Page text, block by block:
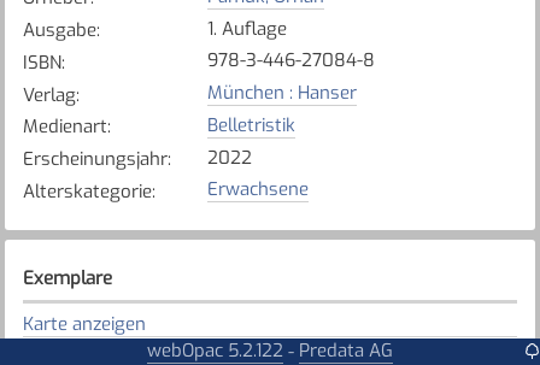
Ausgabe:
1. Auflage
ISBN:
978-3-446-27084-8
Verlag:
München : Hanser
Medienart:
Belletristik
Erscheinungsjahr:
2022
Alterskategorie: Erwachsene
Exemplare
Karte anzeigen
webOpac 5.2.122 - Predata AG